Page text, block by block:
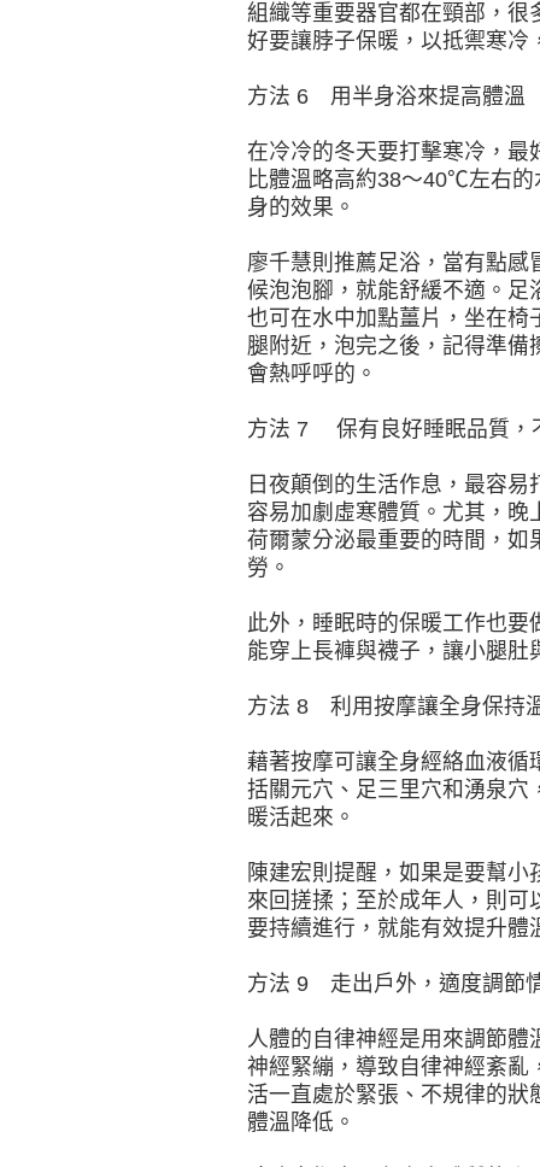
組織等重要器官都在頸部，很
好要讓脖子保暖，以抵禦寒冷
方法 6 用半身浴來提高體溫
在冷冷的冬天要打擊寒冷，最
比體溫略高約38～40℃左右
身的效果。
廖千慧則推薦足浴，當有點
候泡泡腳，就能舒緩不適。足
也可在水中加點薑片，坐在椅
腿附近，泡完之後，記得準
會熱呼呼的。
方法 7 保有良好睡眠品質，
日夜顛倒的生活作息，最容
容易加劇虛寒體質。尤其，
荷爾蒙分泌最重要的時間，如
勞。
此外，睡眠時的保暖工作也
能穿上長褲與襪子，讓小腿
方法 8 利用按摩讓全身保持
藉著按摩可讓全身經絡血液循
括關元穴、足三里穴和湧泉穴
暖活起來。
陳建宏則提醒，如果是要幫
來回搓揉；至於成年人，則
要持續進行，就能有效提升體
方法 9 走出戶外，適度調節
人體的自律神經是用來調節
神經緊繃，導致自律神經紊亂
活一直處於緊張、不規律的
體溫降低。